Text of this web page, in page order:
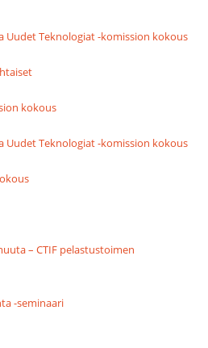
Uudet Teknologiat -komission kokous
kokous
Uudet Teknologiat -komission kokous
– CTIF pelastustoimen
-seminaari